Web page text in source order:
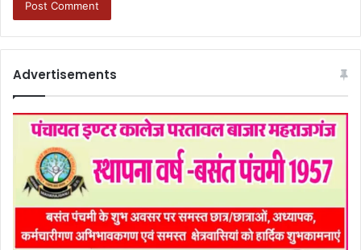
Advertisements